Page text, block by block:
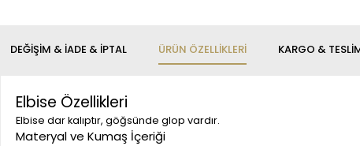
ÜRÜN ÖZELLIKLERI
DEĞIŞIM & İADE & İPTAL KARGO &
Elbise Özellikleri
Elbise dar kalıptır, göğsünde glop vardır.
Materyal ve Kumaş İçeriği